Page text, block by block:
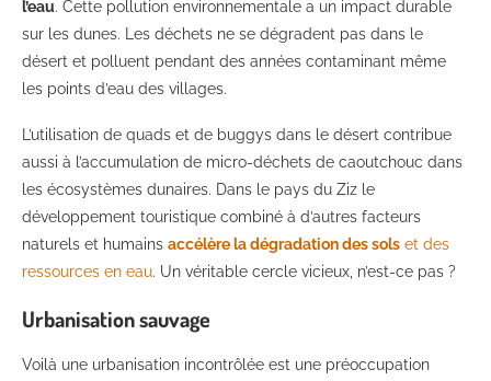
l’eau. Cette pollution environnementale a un impact durable
sur les dunes. Les déchets ne se dégradent pas dans le
désert et polluent pendant des années contaminant même
les points d’eau des villages.
L’utilisation de quads et de buggys dans le désert contribue
aussi à l’accumulation de micro-déchets de caoutchouc dans
les écosystèmes dunaires. Dans le pays du Ziz le
développement touristique combiné à d’autres facteurs
naturels et humains accélère la dégradation des sols et des
ressources en eau. Un véritable cercle vicieux, n’est-ce pas ?
Urbanisation sauvage
Voilà une urbanisation incontrôlée est une préoccupation